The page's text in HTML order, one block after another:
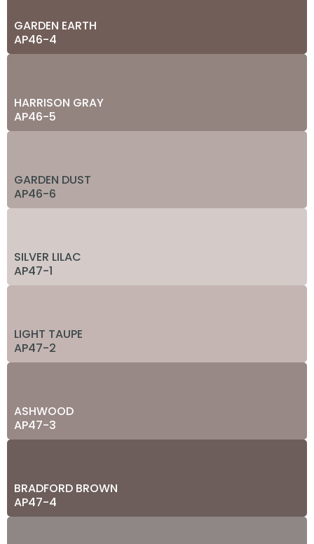
GARDEN EARTH
AP46-4
HARRISON GRAY
AP46-5
GARDEN DUST
AP46-6
SILVER LILAC
AP47-1
LIGHT TAUPE
AP47-2
ASHWOOD
AP47-3
BRADFORD BROWN
AP47-4